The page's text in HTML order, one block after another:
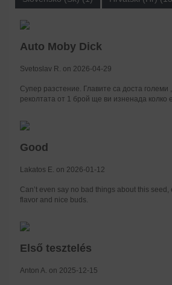
Auto Moby Dick
Svetoslav R. on 2026-04-29
Супер разстение. Главите са доста големи
реколтата от 1 брой ще ви изненада колко
Good
Lakatos E. on 2026-01-12
Can’t even say no bad things about this seed,
flavor and nice buds.
Első tesztelés
Anton A. on 2025-12-15